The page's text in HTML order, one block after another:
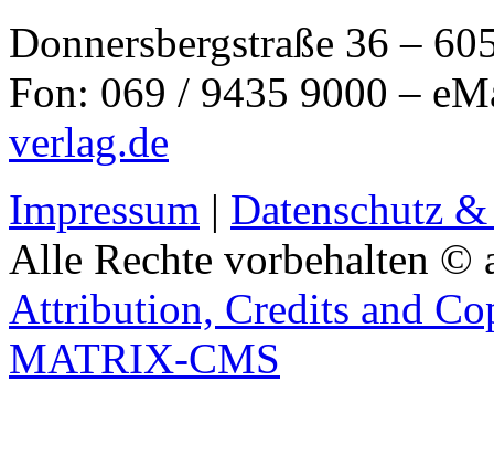
Donnersbergstraße 36 –
Fon: 069 / 9435 9000 –
verlag.de
Impressum | Datenschutz
Alle Rechte vorbehalten ©
Attribution, Credits and
MATRIX-CMS